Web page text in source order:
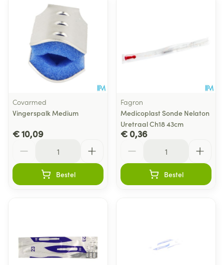
Covarmed
Vingerspalk Medium
€ 10,09
Bestel
Fagron
Medicoplast Sonde Nelaton
Uretraal Ch18 43cm
€ 0,36
Bestel